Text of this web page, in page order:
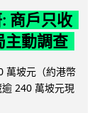
商戶只收
主動調查
萬坡元（約港幣
240 萬坡元現